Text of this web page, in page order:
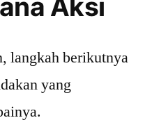
Aksi
langkah berikutnya
yang